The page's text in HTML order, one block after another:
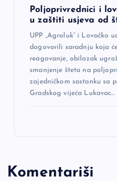
Poljoprivrednici i
u zaštiti usjeva od
UPP „Agroluk“ i Lovačko
dogovorili saradnju koja
reagovanje, obilazak
smanjenje šteta na
zajedničkom sastanku sa
Gradskog vijeća Lukavac…
Komentariši